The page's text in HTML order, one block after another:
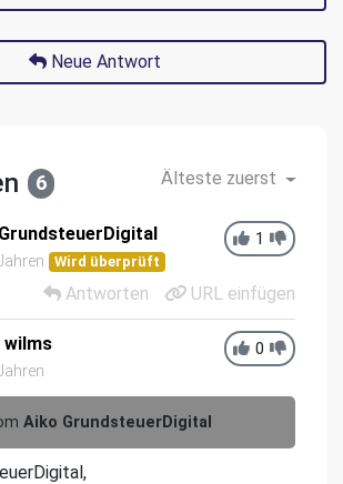
Neue Antwort
6 Älteste zuerst
1
Wird überprüft
Antworten URL einfügen
0
wilms
Aiko GrundsteuerDigital